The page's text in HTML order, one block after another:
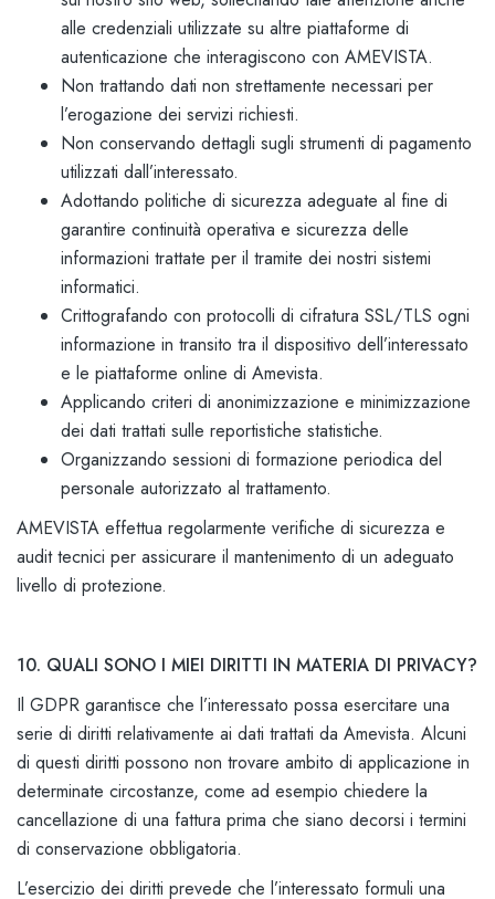
alle credenziali utilizzate su altre piattaforme di
autenticazione che interagiscono con AMEVISTA.
Non trattando dati non strettamente necessari per
l’erogazione dei servizi richiesti.
Non conservando dettagli sugli strumenti di pagamento
utilizzati dall’interessato.
Adottando politiche di sicurezza adeguate al fine di
garantire continuità operativa e sicurezza delle
informazioni trattate per il tramite dei nostri sistemi
informatici.
Crittografando con protocolli di cifratura SSL/TLS ogni
informazione in transito tra il dispositivo dell’interessato
e le piattaforme online di Amevista.
Applicando criteri di anonimizzazione e minimizzazione
dei dati trattati sulle reportistiche statistiche.
Organizzando sessioni di formazione periodica del
personale autorizzato al trattamento.
AMEVISTA effettua regolarmente verifiche di sicurezza e
audit tecnici per assicurare il mantenimento di un adeguato
livello di protezione.
10. QUALI SONO I MIEI DIRITTI IN MATERIA DI PRIVACY?
Il GDPR garantisce che l’interessato possa esercitare una
serie di diritti relativamente ai dati trattati da Amevista. Alcuni
di questi diritti possono non trovare ambito di applicazione in
determinate circostanze, come ad esempio chiedere la
cancellazione di una fattura prima che siano decorsi i termini
di conservazione obbligatoria.
L’esercizio dei diritti prevede che l’interessato formuli una